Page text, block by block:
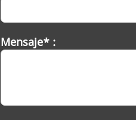
Mensaje* :